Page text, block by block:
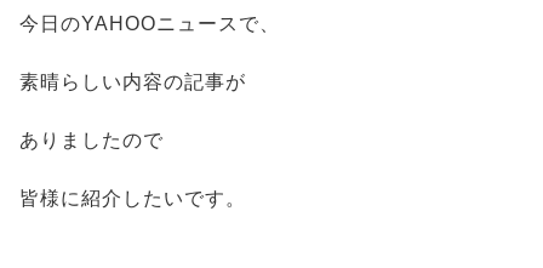
今日のYAHOOニュースで、
素晴らしい内容の記事が
ありましたので
皆様に紹介したいです。